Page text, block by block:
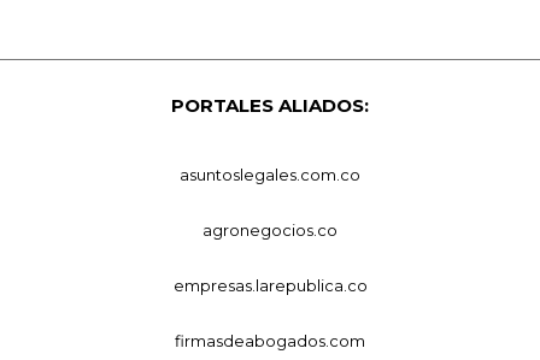
PORTALES ALIADOS:
asuntoslegales.com.co
agronegocios.co
empresas.larepublica.co
firmasdeabogados.com